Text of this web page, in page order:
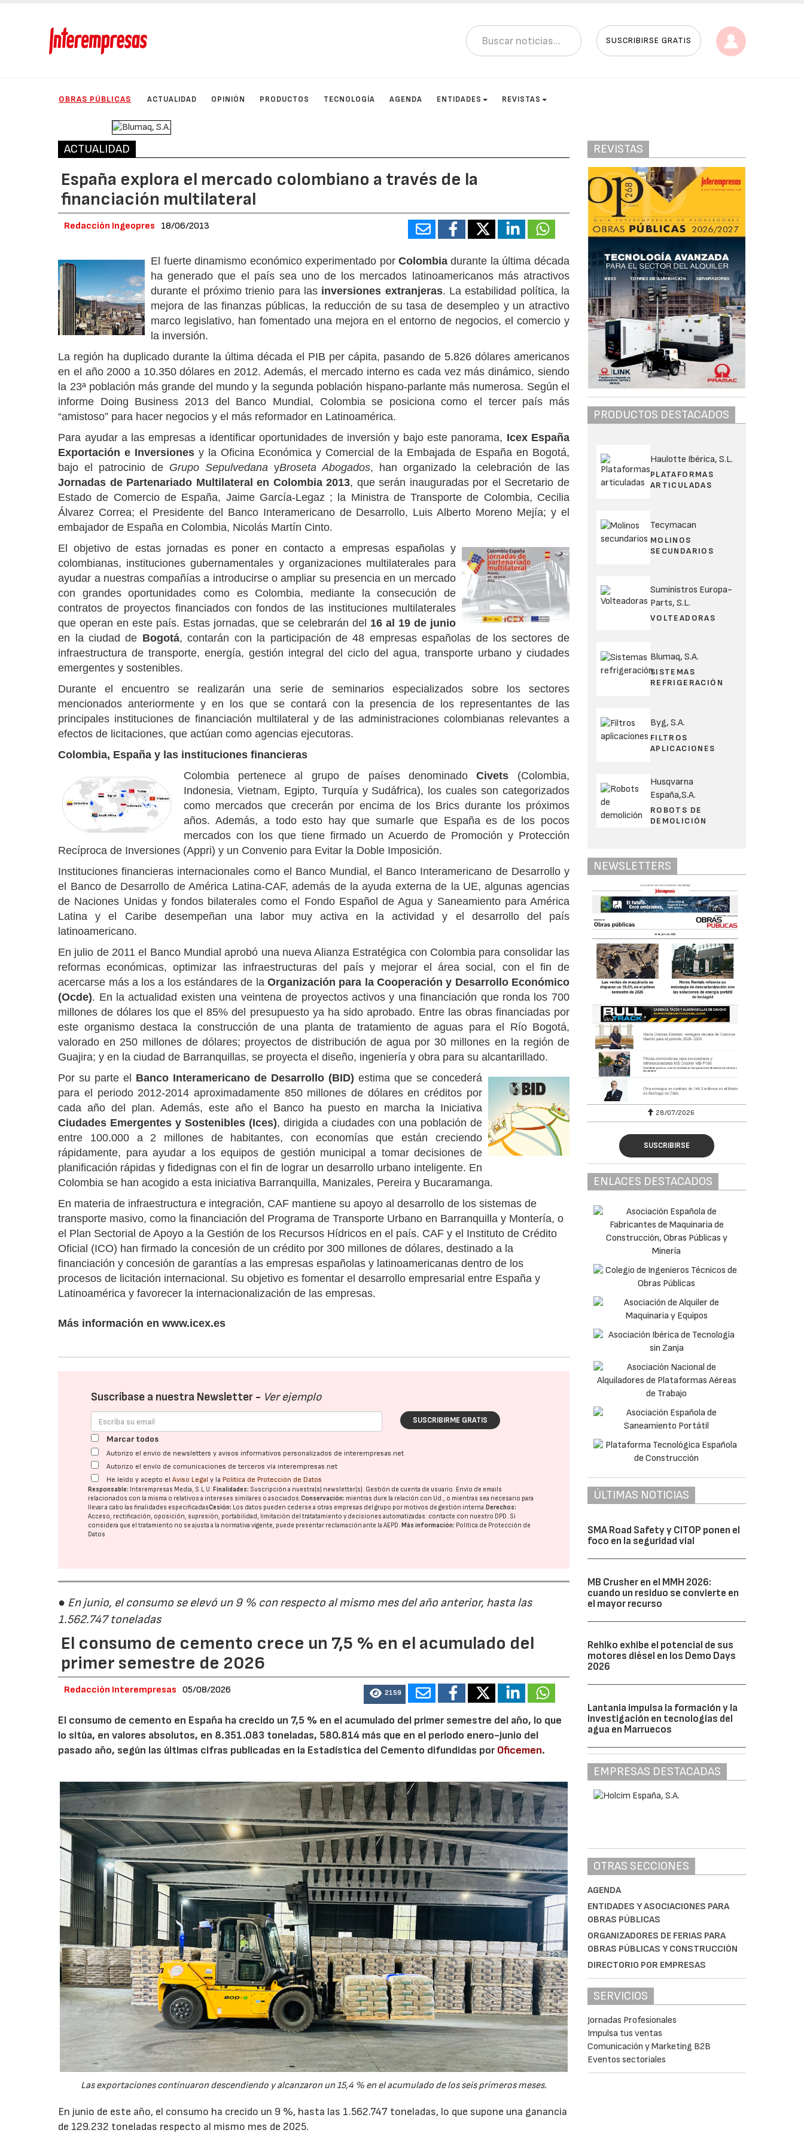
SUSCRIBIRSE GRATIS
OBRAS PÚBLICAS ACTUALIDAD OPINIÓN PRODUCTOS TECNOLOGÍA AGENDA ENTIDADES REVISTAS
ACTUALIDAD
España explora el mercado colombiano a través de la
financiación multilateral
Redacción Ingeopres 18/06/2013
El fuerte dinamismo económico experimentado porColombia durante la última década
ha generado que el país sea uno de los mercados latinoamericanos más atractivos
durante el próximo trienio para las inversiones extranjeras. La estabilidad política, la
mejora de las finanzas públicas, la reducción de su tasa de desempleo y un atractivo
marco legislativo, han fomentado una mejora en el entorno de negocios, el comercio y
la inversión.
La región ha duplicado durante la última década el PIB per cápita, pasando de 5.826 dólares americanos
en el año 2000 a 10.350 dólares en 2012. Además, el mercado interno es cada vez más dinámico, siendo
la 23ª población más grande del mundo y la segunda población hispano-parlante más numerosa. Según el
informe Doing Business 2013 del Banco Mundial , Colombia se posiciona como el tercer país más
“amistoso” para hacer negocios y el más reformador en Latinoamérica.
Para ayudar a las empresas a identificar oportunidades de inversión y bajo este panorama, Icex España
Exportación e Inversiones y la Oficina Económica y Comercial de la Embajada de España en Bogotá,
bajo el patrocinio de Grupo Sepulvedana yBroseta Abogados, han organizado la celebración de las
Jornadas de Partenariado Multilateral en Colombia 2013, que serán inauguradas por el Secretario de
Estado de Comercio de España, Jaime García-Legaz ; la Ministra de Transporte de Colombia, Cecilia
Álvarez Correa; el Presidente del Banco Interamericano de Desarrollo, Luis Alberto Moreno Mejía; y el
embajador de España en Colombia, Nicolás Martín Cinto.
El objetivo de estas jornadas es poner en contacto a empresas españolas y
colombianas, instituciones gubernamentales y organizaciones multilaterales para
ayudar a nuestras compañías a introducirse o ampliar su presencia en un mercado
con grandes oportunidades como es Colombia, mediante la consecución de
contratos de proyectos financiados con fondos de las instituciones multilaterales
que operan en este país. Estas jornadas, que se celebrarán del 16 al 19 de junio
en la ciudad de Bogotá, contarán con la participación de 48 empresas españolas de los sectores de
infraestructura de transporte, energía, gestión integral del ciclo del agua, transporte urbano y ciudades
emergentes y sostenibles.
Durante el encuentro se realizarán una serie de seminarios especializados sobre los sectores
mencionados anteriormente y en los que se contará con la presencia de los representantes de las
principales instituciones de financiación multilateral y de las administraciones colombianas relevantes a
efectos de licitaciones, que actúan como agencias ejecutoras.
Colombia, España y las instituciones financieras
Colombia pertenece al grupo de países denominadoCivets (Colombia,
Indonesia, Vietnam, Egipto, Turquía y Sudáfrica), los cuales son categorizados
como mercados que crecerán por encima de los Brics durante los próximos
años. Además, a todo esto hay que sumarle que España es de los pocos
mercados con los que tiene firmado un Acuerdo de Promoción y Protección
Recíproca de Inversiones (Appri) y un Convenio para Evitar la Doble Imposición.
Instituciones financieras internacionales como el Banco Mundial, el Banco Interamericano de Desarrollo y
el Banco de Desarrollo de América Latina-CAF, además de la ayuda externa de la UE, algunas agencias
de Naciones Unidas y fondos bilaterales como el Fondo Español de Agua y Saneamiento para América
Latina y el Caribe desempeñan una labor muy activa en la actividad y el desarrollo del país
latinoamericano.
En julio de 2011 el Banco Mundial aprobó una nueva Alianza Estratégica con Colombia para consolidar las
reformas económicas, optimizar las infraestructuras del país y mejorar el área social, con el fin de
acercarse más a los a los estándares de laOrganización para la Cooperación y Desarrollo Económico
(Ocde). En la actualidad existen una veintena de proyectos activos y una financiación que ronda los 700
millones de dólares los que el 85% del presupuesto ya ha sido aprobado. Entre las obras financiadas por
este organismo destaca la construcción de una planta de tratamiento de aguas para el Río Bogotá,
valorado en 250 millones de dólares; proyectos de distribución de agua por 30 millones en la región de
Guajira; y en la ciudad de Barranquillas, se proyecta el diseño, ingeniería y obra para su alcantarillado.
Por su parte el Banco Interamericano de Desarrollo (BID) estima que se concederá
para el periodo 2012-2014 aproximadamente 850 millones de dólares en créditos por
cada año del plan. Además, este año el Banco ha puesto en marcha la Iniciativa
Ciudades Emergentes y Sostenibles (Ices), dirigida a ciudades con una población de
entre 100.000 a 2 millones de habitantes, con economías que están creciendo
rápidamente, para ayudar a los equipos de gestión municipal a tomar decisiones de
planificación rápidas y fidedignas con el fin de lograr un desarrollo urbano inteligente. En
Colombia se han acogido a esta iniciativa Barranquilla, Manizales, Pereira y Bucaramanga.
En materia de infraestructura e integración, CAF mantiene su apoyo al desarrollo de los sistemas de
transporte masivo, como la financiación del Programa de Transporte Urbano en Barranquilla y Montería, o
el Plan Sectorial de Apoyo a la Gestión de los Recursos Hídricos en el país. CAF y el Instituto de Crédito
Oficial (ICO) han firmado la concesión de un crédito por 300 millones de dólares, destinado a la
financiación y concesión de garantías a las empresas españolas y latinoamericanas dentro de los
procesos de licitación internacional. Su objetivo es fomentar el desarrollo empresarial entre España y
Latinoamérica y favorecer la internacionalización de las empresas.
Más información enwww.icex.es
Suscríbase a nuestra Newsletter - Ver ejemplo
SUSCRIBIRME GRATIS
Marcar todos
Autorizo el envío de newsletters y avisos informativos personalizados de interempresas.net
Autorizo el envío de comunicaciones de terceros vía interempresas.net
He leído y acepto elAviso Legal y la Política de Protección de Datos
Responsable: Interempresas Media, S.L.U. Finalidades: Suscripción a nuestra(s) newsletter(s). Gestión de cuenta de usuario. Envío de emails
relacionados con la misma o relativos a intereses similares o asociados.Conservación: mientras dure la relación con Ud., o mientras sea necesario para
llevar a cabo las finalidades especificadasCesión: Los datos pueden cederse a otras empresas del grupo por motivos de gestión interna. Derechos:
Acceso, rectificación, oposición, supresión, portabilidad, limitación del tratatamiento y decisiones automatizadas: contacte con nuestro DPD. Si
considera que el tratamiento no se ajusta a la normativa vigente, puede presentar reclamación ante laAEPD. Más información: Política de Protección de
Datos
● En junio, el consumo se elevó un 9 % con respecto al mismo mes del año anterior, hasta las
1.562.747 toneladas
El consumo de cemento crece un 7,5 % en el acumulado del
primer semestre de 2026
Redacción Interempresas 05/08/2026 2159
El consumo de cemento en España ha crecido un 7,5 % en el acumulado del primer semestre del año, lo que
lo sitúa, en valores absolutos, en 8.351.083 toneladas, 580.814 más que en el periodo enero-junio del
pasado año, según las últimas cifras publicadas en la Estadística del Cemento difundidas porOficemen.
Las exportaciones continuaron descendiendo y alcanzaron un 15,4 % en el acumulado de los seis primeros meses.
En junio de este año, el consumo ha crecido un 9 %, hasta las 1.562.747 toneladas, lo que supone una ganancia
de 129.232 toneladas respecto al mismo mes de 2025.
REVISTAS
PRODUCTOS DESTACADOS
Haulotte Ibérica, S.L.
PLATAFORMAS
ARTICULADAS
Tecymacan
MOLINOS
SECUNDARIOS
Suministros Europa-
Parts, S.L.
VOLTEADORAS
Blumaq, S.A.
SISTEMAS
REFRIGERACIÓN
Byg, S.A.
FILTROS
APLICACIONES
Husqvarna
España,S.A.
ROBOTS DE
DEMOLICIÓN
NEWSLETTERS
28/07/2026 30/07/2026 28/07/2026
SUSCRIBIRSE
ENLACES DESTACADOS
ÚLTIMAS NOTICIAS
SMA Road Safety y CITOP ponen el
foco en la seguridad vial
MB Crusher en el MMH 2026:
cuando un residuo se convierte en
el mayor recurso
Rehlko exhibe el potencial de sus
motores diésel en los Demo Days
2026
Lantania impulsa la formación y la
investigación en tecnologías del
agua en Marruecos
EMPRESAS DESTACADAS
OTRAS SECCIONES
AGENDA
ENTIDADES Y ASOCIACIONES PARA
OBRAS PÚBLICAS
ORGANIZADORES DE FERIAS PARA
OBRAS PÚBLICAS Y CONSTRUCCIÓN
DIRECTORIO POR EMPRESAS
SERVICIOS
Jornadas Profesionales
Impulsa tus ventas
Comunicación y Marketing B2B
Eventos sectoriales